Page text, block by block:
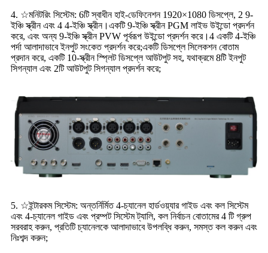
4. ☆মনিটরিং সিস্টেম: 6টি স্বাধীন হাই-ডেফিনেশন 1920×1080 ডিসপ্লে, 2 9-
ইঞ্চি স্ক্রীন এবং 4 4-ইঞ্চি স্ক্রীন।একটি 9-ইঞ্চি স্ক্রীন PGM লাইভ উইন্ডো প্রদর্শন
করে, এবং অন্য 9-ইঞ্চি স্ক্রীন PVW পূর্বরূপ উইন্ডো প্রদর্শন করে।4 একটি 4-ইঞ্চি
পর্দা আলাদাভাবে ইনপুট সংকেত প্রদর্শন করে;একটি ডিসপ্লে সিলেকশন বোতাম
প্রদান করে, একটি 10-স্ক্রীন স্প্লিট ডিসপ্লে আউটপুট সহ, যথাক্রমে 8টি ইনপুট
সিগন্যাল এবং 2টি আউটপুট সিগন্যাল প্রদর্শন করে;
5. ☆ইন্টারকম সিস্টেম: অন্তর্নির্মিত 4-চ্যানেল হার্ডওয়্যার গাইড এবং কল সিস্টেম
এবং 4-চ্যানেল গাইড এবং প্রম্পট সিস্টেম ট্যালি, কল নির্বাচন বোতামের 4 টি গ্রুপ
সরবরাহ করুন, প্রতিটি চ্যানেলকে আলাদাভাবে উপলব্ধি করুন, সমস্ত কল করুন এবং
নিঃশব্দ করুন;